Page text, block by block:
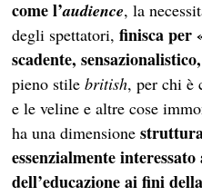
come l’audience, la
degli spettatori, finisca per
scadente,
pieno stilebritish, per chi è
e le veline e altre cose
ha una dimensione
essenzialmente
dell’educazione ai fini